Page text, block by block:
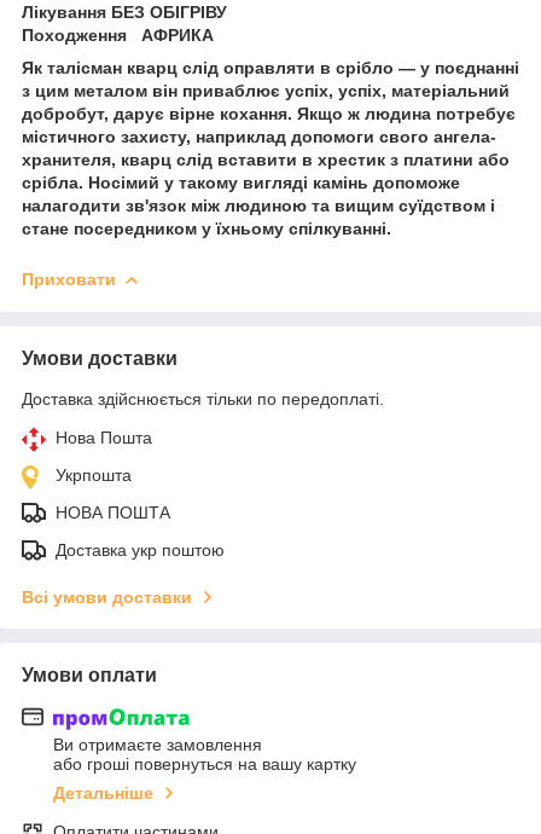
Лікування БЕЗ ОБІГРІВУ
Походження АФРИКА
Як талісман кварц слід оправляти в срібло — у поєднанні
з цим металом він приваблює успіх, успіх, матеріальний
добробут, дарує вірне кохання. Якщо ж людина потребує
містичного захисту, наприклад допомоги свого ангела-
хранителя, кварц слід вставити в хрестик з платини або
срібла. Носімий у такому вигляді камінь допоможе
налагодити зв'язок між людиною та вищим суїдством і
стане посередником у їхньому спілкуванні.
Приховати
Умови доставки
Доставка здійснюється тільки по передоплаті.
Нова Пошта
Укрпошта
НОВА ПОШТА
Доставка укр поштою
Всі умови доставки
Умови оплати
Ви отримаєте замовлення
або гроші повернуться на вашу картку
Детальніше